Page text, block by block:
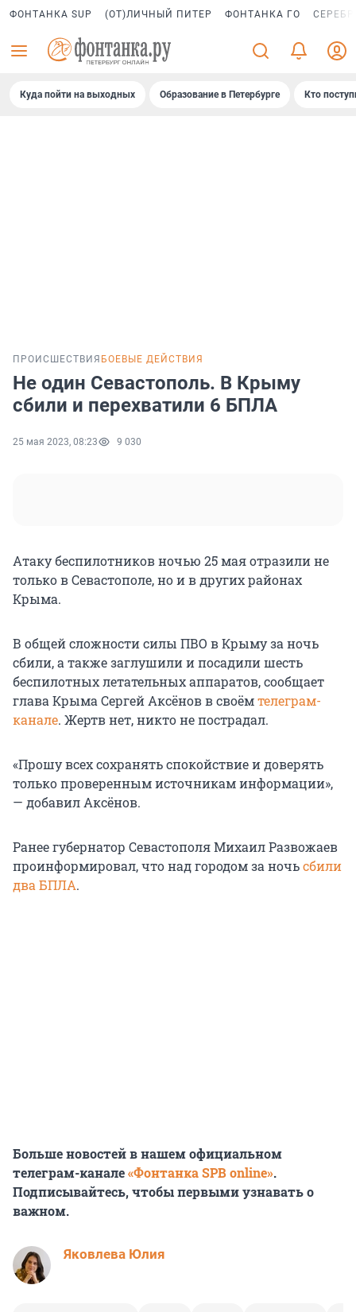
ФОНТАНКА SUP (ОТ)ЛИЧНЫЙ ПИТЕР ФОНТАНКА ГО
Куда пойти на выходных Образование в Петербурге Кто
ПРОИСШЕСТВИЯ БОЕВЫЕ ДЕЙСТВИЯ
Не один Севастополь. В Крыму
сбили и перехватили 6 БПЛА
25 мая 2023, 08:23 9 030
Атаку беспилотников ночью 25 мая отразили не
только в Севастополе, но и в других районах
Крыма.
В общей сложности силы ПВО в Крыму за ночь
сбили, а также заглушили и посадили шесть
беспилотных летательных аппаратов, сообщает
глава Крыма Сергей Аксёнов в своёмтелеграм-
канале. Жертв нет, никто не пострадал.
«Прошу всех сохранять спокойствие и доверять
только проверенным источникам информации»,
— добавил Аксёнов.
Ранее губернатор Севастополя Михаил Развожаев
проинформировал, что над городом за ночьсбили
два БПЛА.
Больше новостей в нашем официальном
телеграм-канале«Фонтанка SPB online».
Подписывайтесь, чтобы первыми узнавать о
важном.
Яковлева Юлия